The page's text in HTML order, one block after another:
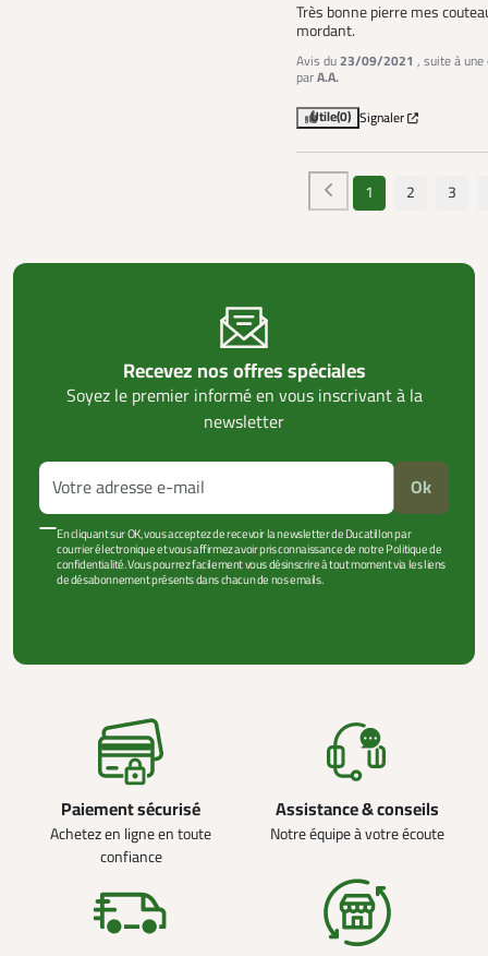
Très bonne pierre mes
mordant.
Avis du23/09/2021 , suite à
parA.A.
Utile(0) Signaler
1 2 3
Recevez nos offres spéciales
Soyez le premier informé en vous inscrivant à la
newsletter
Ok
En cliquant sur OK, vous acceptez de recevoir la newsletter de Ducatillon par
courrier électronique et vous affirmez avoir pris connaissance de notre Politique de
confidentialité. Vous pourrez facilement vous désinscrire à tout moment via les liens
de désabonnement présents dans chacun de nos emails.
Paiement sécurisé
Achetez en ligne en toute
confiance
Assistance & conseils
Notre équipe à votre écoute